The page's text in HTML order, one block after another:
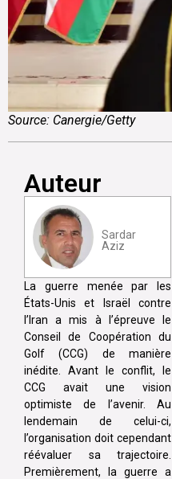
Source: Canergie/Getty
Auteur
Sardar
Aziz
La guerre menée par les
États-Unis et Israël contre
l’Iran a mis à l’épreuve le
Conseil de Coopération du
Golf (CCG) de manière
inédite. Avant le conflit, le
CCG avait une vision
optimiste de l’avenir. Au
lendemain de celui-ci,
l’organisation doit cependant
réévaluer sa trajectoire.
Premièrement, la guerre a